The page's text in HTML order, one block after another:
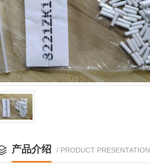
产品介绍 / PRODUCT PRESENTATION